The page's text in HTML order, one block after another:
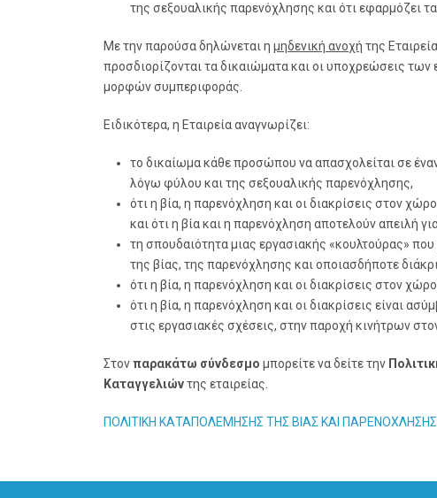
της σεξουαλικής παρενόχλησης και ότι εφαρμόζει
Με την παρούσα δηλώνεται η μηδενική ανοχή της
προσδιορίζονται τα δικαιώματα και οι υποχρεώσεις
μορφών συμπεριφοράς.
Ειδικότερα, η Εταιρεία αναγνωρίζει:
το δικαίωμα κάθε προσώπου να απασχολείται σε
λόγω φύλου και της σεξουαλικής παρενόχλησης,
ότι η βία, η παρενόχληση και οι διακρίσεις στον
και ότι η βία και η παρενόχληση αποτελούν απειλή
τη σπουδαιότητα μιας εργασιακής «κουλτούρας»
της βίας, της παρενόχλησης και οποιασδήποτε
ότι η βία, η παρενόχληση και οι διακρίσεις στον
ότι η βία, η παρενόχληση και οι διακρίσεις είναι
στις εργασιακές σχέσεις, στην παροχή κινήτρων
Στονπαρακάτω σύνδεσμο μπορείτε να δείτε την
Καταγγελιώντης εταιρείας.
ΠΟΛΙΤΙΚΗ ΚΑΤΑΠΟΛΕΜΗΣΗΣ ΤΗΣ ΒΙΑΣ ΚΑΙ ΠΑΡΕΝΟΧΛΗΣΗΣ